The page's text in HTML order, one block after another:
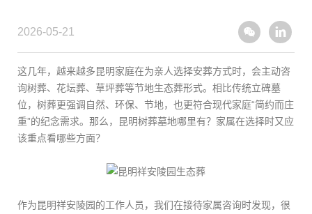
2026-05-21
这几年，越来越多昆明家庭在为亲人选择安葬方式时，会主动咨
询树葬、花坛葬、草坪葬等节地生态葬形式。相比传统立碑墓
位，树葬更强调自然、环保、节地，也更符合现代家庭“简约而庄
重”的纪念需求。那么，昆明树葬墓地哪里有？家属在选择时又应
该重点看哪些方面？
作为昆明祥安陵园的工作人员，我们在接待家属咨询时发现，很